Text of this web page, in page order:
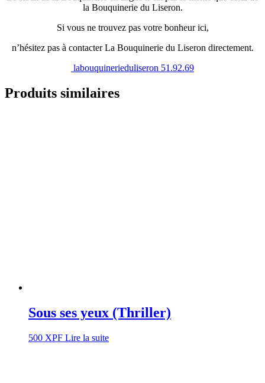
la Bouquinerie du Liseron.
Si vous ne trouvez pas votre bonheur ici,
n’hésitez pas à contacter La Bouquinerie du Liseron directement.
labouquinerieduliseron 51.92.69
Produits similaires
Sous ses yeux (Thriller)
500 XPF Lire la suite